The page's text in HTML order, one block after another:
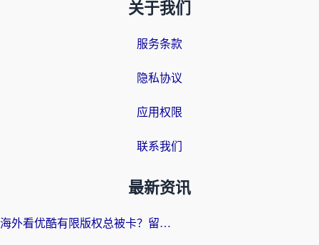
关于我们
服务条款
隐私协议
应用权限
联系我们
最新资讯
海外看优酷有限版权总被卡？留学生亲测有效的回国加速器选择指南